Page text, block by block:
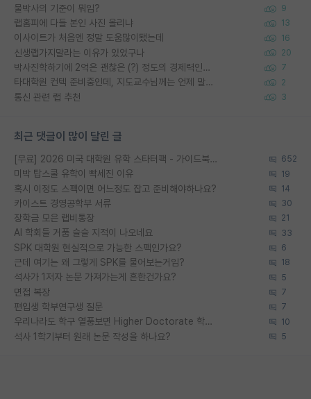
물박사의 기준이 뭐임? 9
랩홈피에 다들 본인 사진 올리냐 13
이사이트가 처음엔 정말 도움많이됐는데 16
신생랩가지말라는 이유가 있었구나 20
박사진학하기에 2억은 괜찮은 (?) 정도의 경제력인가요 7
타대학원 컨텍 준비중인데, 지도교수님께는 언제 말씀드려야 할까요? 2
통신 관련 랩 추천 3
최근 댓글이 많이 달린 글
[무료] 2026 미국 대학원 유학 스타터팩 - 가이드북 & 합격자 컨택메일 템플릿 652
미박 탑스쿨 유학이 빡세진 이유 19
혹시 이정도 스펙이면 어느정도 잡고 준비해야하나요? 14
카이스트 경영공학부 서류 30
장학금 모은 랩비통장 21
AI 학회들 거품 슬슬 지적이 나오네요 33
SPK 대학원 현실적으로 가능한 스펙인가요? 6
근데 여기는 왜 그렇게 SPK를 물어보는거임? 18
석사가 1저자 논문 가져가는게 흔한건가요? 5
면접 복장 7
편입생 학부연구생 질문 7
우리나라도 학구 열풍보면 Higher Doctorate 학위가 필요하다고 봅니다. 10
석사 1학기부터 원래 논문 작성을 하나요? 5